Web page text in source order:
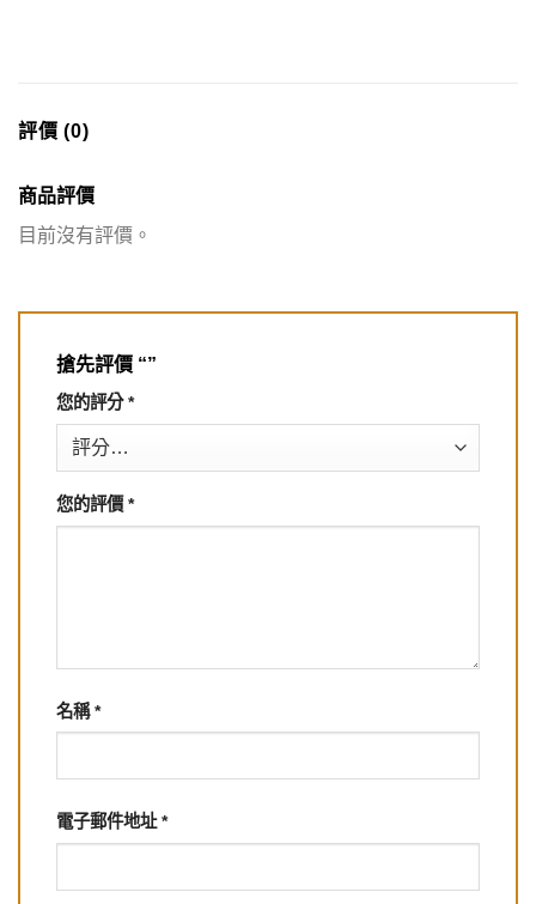
評價 (0)
商品評價
目前沒有評價。
搶先評價 “”
您的評分*
您的評價 *
名稱*
電子郵件地址*